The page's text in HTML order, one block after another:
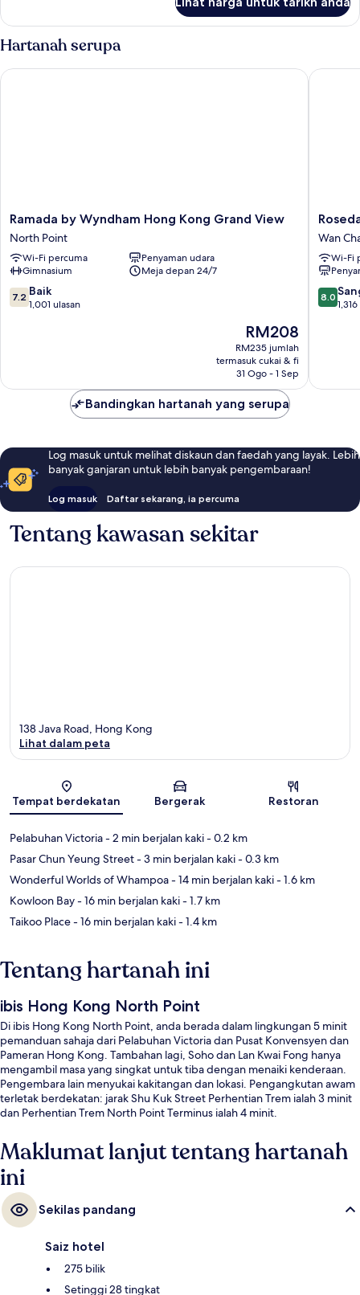
Double
Room,
1
Katil
Kelamin
Hartanah serupa
Ramada
by
Wyndham
Hong
Kong
Grand
View
Ramada by Wyndham Hong Kong Grand View
North Point
Wi-Fi percuma
Penyaman udara
Gimnasium
Meja depan 24/7
7.2
daripada
7.2 Baik
1,001 ulasan
Harga
ialah
RM208
RM208
RM235 jumlah
termasuk cukai & fi
31 Ogo - 1 Sep
Ramada by Wyndham Hong Kong Grand View
Hotel
Hong
Kong
Wan
Chai
Wan
Wi-Fi
8.0
8.0
Bandingkan hartanah yang serupa
Log masuk untuk melihat diskaun dan faedah yang layak. Lebih
banyak ganjaran untuk lebih banyak pengembaraan!
Log masuk Daftar sekarang, ia percuma
Tentang kawasan sekitar
Peta
138 Java Road, Hong Kong
Lihat dalam peta
Tempat berdekatan Bergerak Restoran
Pelabuhan Victoria- 2 min berjalan kaki- 0.2 km
Pasar Chun Yeung Street- 3 min berjalan kaki- 0.3 km
Wonderful Worlds of Whampoa- 14 min berjalan kaki- 1.6 km
Kowloon Bay- 16 min berjalan kaki- 1.7 km
Taikoo Place- 16 min berjalan kaki- 1.4 km
Tentang hartanah ini
ibis Hong Kong North Point
Di ibis Hong Kong North Point, anda berada dalam lingkungan 5 minit
pemanduan sahaja dari Pelabuhan Victoria dan Pusat Konvensyen dan
Pameran Hong Kong. Tambahan lagi, Soho dan Lan Kwai Fong hanya
mengambil masa yang singkat untuk tiba dengan menaiki kenderaan.
Pengembara lain menyukai kakitangan dan lokasi. Pengangkutan awam
terletak berdekatan: jarak Shu Kuk Street Perhentian Trem ialah 3 minit
dan Perhentian Trem North Point Terminus ialah 4 minit.
Maklumat lanjut tentang hartanah
ini
Sekilas pandang
Saiz hotel
275 bilik
Setinggi 28 tingkat